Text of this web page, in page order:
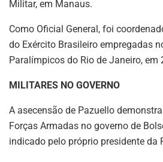
Militar, em Manaus.
Como Oficial General, foi
do Exército Brasileiro empregadas
Paralímpicos do Rio de Janeiro, em
MILITARES NO GOVERNO
A asecensão de Pazuello
Forças Armadas no governo de
indicado pelo próprio presidente da